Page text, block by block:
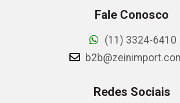
Fale Conosco
(11) 3324-6410
Redes Sociais